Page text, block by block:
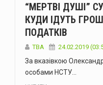
“МЕРТВІ ДУШІ”
КУДИ ІДУТЬ
ПОДАТКІВ
TBA 24.02.2019
За вказівкою
особами НСТУ…